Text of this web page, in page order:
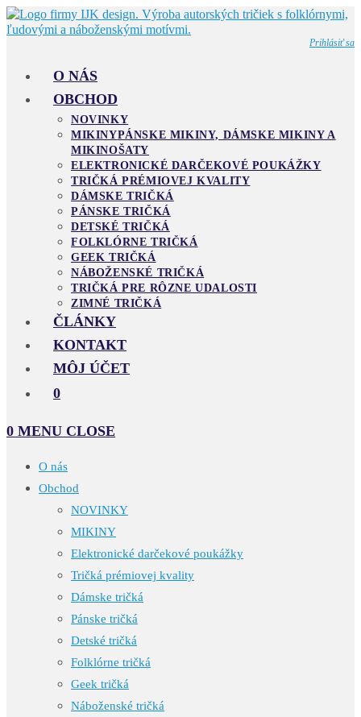
Skip
to
Prihlásiť sa
O NÁS
OBCHOD
NOVINKY
MIKINYPÁNSKE MIKINY, DÁMSKE MIKINY A
MIKINOŠATY
ELEKTRONICKÉ DARČEKOVÉ POUKÁŽKY
TRIČKÁ PRÉMIOVEJ KVALITY
DÁMSKE TRIČKÁ
PÁNSKE TRIČKÁ
DETSKÉ TRIČKÁ
FOLKLÓRNE TRIČKÁ
GEEK TRIČKÁ
NÁBOŽENSKÉ TRIČKÁ
TRIČKÁ PRE RÔZNE UDALOSTI
ZIMNÉ TRIČKÁ
ČLÁNKY
KONTAKT
MÔJ ÚČET
0
0 MENU CLOSE
O nás
Obchod
NOVINKY
MIKINY
Elektronické darčekové poukážky
Tričká prémiovej kvality
Dámske tričká
Pánske tričká
Detské tričká
Folklórne tričká
Geek tričká
Náboženské tričká